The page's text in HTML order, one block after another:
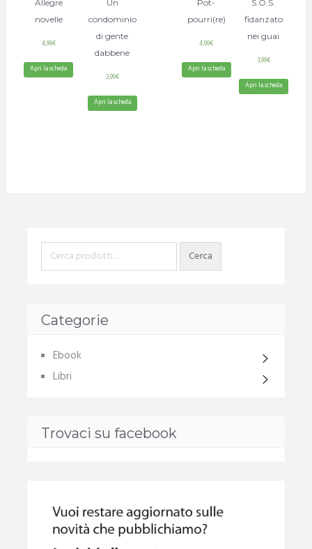
Allegre
novelle
4,99€
Apri la scheda
S.O.S.
fidanzato
nei guai
3,99€
Apri la scheda
Un
condominio
di gente
dabbene
3,99€
Apri la scheda
Pot-
pourri(re)
4,99€
Apri la scheda
Categorie
Ebook
Libri
Trovaci su facebook